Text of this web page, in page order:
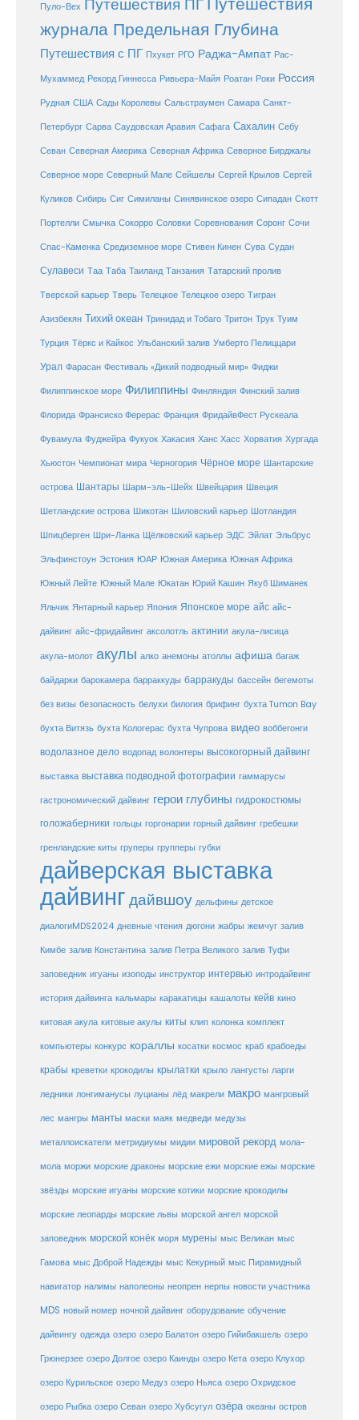
Пуло-Вех Путешествия ПГ
журнала Предельная Глубина
Путешествия с ПГ Пхукет РГО Раджа-Ампат Рас-
Мухаммед Рекорд Гиннесса Ривьера-Майя Роатан Роки Россия
Рудная США Сады Королевы Сальстраумен Самара Санкт-
Петербург Сарва Саудовская Аравия Сафага Сахалин Себу
Севан Северная Америка Северная Африка Северное Бирджалы
Северное море Северный Мале Сейшелы Сергей Крылов Сергей
Куликов Сибирь Сиг Симиланы Синявинское озеро Сипадан Скотт
Портелли Смычка Сокорро Соловки Соревнования Соронг Сочи
Спас-Каменка Средиземное море Стивен Кинен Сува Судан
Сулавеси Таа Таба Таиланд Танзания Татарский пролив
Тверской карьер Тверь Телецкое Телецкое озеро Тигран
Азизбекян Тихий океан Тринидад и Тобаго Тритон Трук Туим
Турция Тёркс и Кайкос Ульбанский залив Умберто Пелиццари
Урал Фарасан Фестиваль «Дикий подводный мир» Фиджи
Филиппинское море Филиппины Финляндия Финский залив
Флорида Франсиско Ферерас Франция ФридайвФест Рускеала
Фувамула Фуджейра Фукуок Хакасия Ханс Хасс Хорватия Хургада
Хьюстон Чемпионат мира Черногория Чёрное море Шантарские
острова Шантары Шарм-эль-Шейх Швейцария Швеция
Шетландские острова Шикотан Шиловский карьер Шотландия
Шпицберген Шри-Ланка Щёлковский карьер ЭДС Эйлат Эльбрус
Эльфинстоун Эстония ЮАР Южная Америка Южная Африка
Южный Лейте Южный Мале Юкатан Юрий Кашин Якуб Шиманек
Яльчик Янтарный карьер Япония Японское море айс айс-
дайвинг айс-фридайвинг аксолотль актинии акула-лисица
акула-молот акулы алко анемоны атоллы афиша багаж
байдарки барокамера барраккуды барракуды бассейн бегемоты
без визы безопасность белухи билогия брифинг бухта Tumon Bay
бухта Витязь бухта Кологерас бухта Чупрова видео воббегонги
водолазное дело водопад волонтеры высокогорный дайвинг
выставка выставка подводной фотографии гаммарусы
гастрономический дайвинг герои глубины гидрокостюмы
голожаберники гольцы горгонарии горный дайвинг гребешки
гренландские киты груперы групперы губки
дайверская выставка
дайвингдайвшоу дельфины детское
диалогиMDS2024 дневные чтения дюгони жабры жемчуг залив
Кимбе залив Константина залив Петра Великого залив Туфи
заповедник игуаны изоподы инструктор интервью интродайвинг
история дайвинга кальмары каракатицы кашалоты кейв кино
китовая акула китовые акулы киты клип колонка комплект
компьютеры конкурс кораллы косатки космос краб крабоеды
крабы креветки крокодилы крылатки крыло лангусты ларги
ледники лонгиманусы луцианы лёд макрели макро мангровый
лес мангры манты маски маяк медведи медузы
металлоискатели метридиумы мидии мировой рекорд мола-
мола моржи морские драконы морские ежи морские ежы морские
звёзды морские игуаны морские котики морские крокодилы
морские леопарды морские львы морской ангел морской
заповедник морской конёк моря мурены мыс Великан мыс
Гамова мыс Доброй Надежды мыс Кекурный мыс Пирамидный
навигатор налимы наполеоны неопрен нерпы новости участника
MDS новый номер ночной дайвинг оборудование обучение
дайвингу одежда озеро озеро Балатон озеро Гийибакшель озеро
Грюнерзее озеро Долгое озеро Каинды озеро Кета озеро Клухор
озеро Курильское озеро Медуз озеро Ньяса озеро Охридское
озеро Рыбка озеро Севан озеро Хубсугул озёра океаны остров